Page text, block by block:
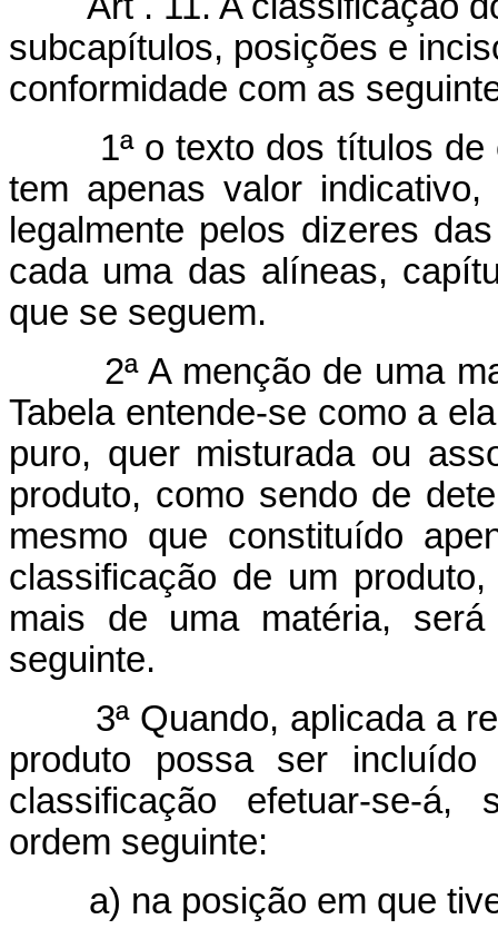
subcapítulos, posições e
conformidade com as
1ª o texto dos títulos de
tem apenas valor
legalmente pelos dizeres
cada uma das alíneas,
que se seguem.
2ª A menção de uma
Tabela entende-se como a
puro, quer misturada ou
produto, como sendo de
mesmo que constituído
classificação de um
mais de uma matéria,
seguinte.
3ª Quando, aplicada a
produto possa ser
classificação efetuar-se-á,
ordem seguinte:
a) na posição em que